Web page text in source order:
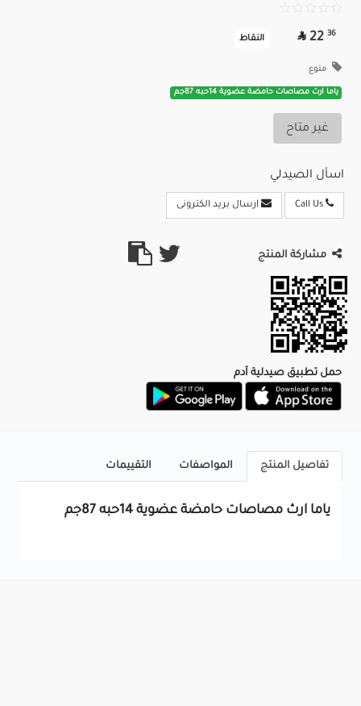
36
22
 النقاط
منوع
ياما ارث مصاصات حامضة عضوية 14حبه 87جم
غير متاح
اسأل الصيدلي
ارسال بريد الكترونى
مشاركة المنتج
حمل تطبيق صيدلية آدم
تفاصيل المنتج المواصفات التقييمات
ياما ارث مصاصات حامضة عضوية 14حبه 87جم